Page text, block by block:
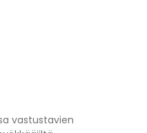
vastustavien